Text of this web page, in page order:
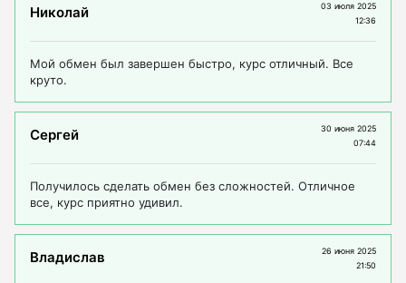
Николай
03 июля 2025
12:36
Мой обмен был завершен быстро, курс отличный. Все
круто.
Cергей
30 июня 2025
07:44
Получилось сделать обмен без сложностей. Отличное
все, курс приятно удивил.
Владислав
26 июня 2025
21:50